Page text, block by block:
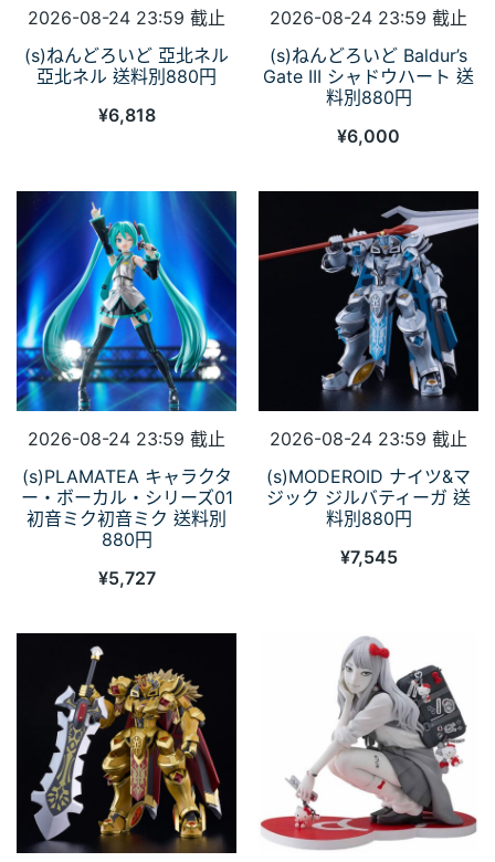
2026-08-24 23:59 截止
(s)ねんどろいど 亞北ネル
亞北ネル 送料別880円
¥6,818
2026-08-24 23:59 截止
(s)ねんどろいど Baldur’s
Gate III シャドウハート 送
料別880円
¥6,000
2026-08-24 23:59 截止
(s)PLAMATEA キャラクタ
ー・ボーカル・シリーズ01
初音ミク初音ミク 送料別
880円
¥5,727
2026-08-24 23:59 截止
(s)MODEROID ナイツ&マ
ジック ジルバティーガ 送
料別880円
¥7,545